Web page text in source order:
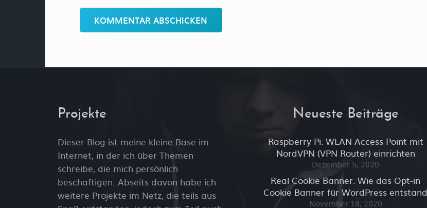
KOMMENTAR ABSCHICKEN
Projekte
Dieser Blog ist meine kleine Base im
Internet, in der ich über Themen
schreibe, die mich persönlich
beschäftigen. Abseits davon habe ich
weitere Projekte im Netz, die teils aus
Neueste Beiträge
Raspberry Pi: WLAN Access Point mit
NordVPN (VPN Router) einrichten
Dezember 5, 2020
Real Cookie Banner: Wie das Opt-in
Cookie Banner für WordPress entstand
November 18, 2020